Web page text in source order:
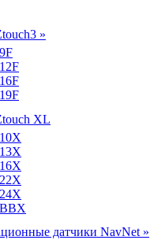
»
XL
датчики NavNet »